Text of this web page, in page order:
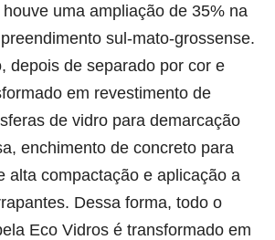
uma ampliação de 35% na
sul-mato-grossense.
depois de separado por cor e
em revestimento de
de vidro para demarcação
enchimento de concreto para
alta compactação e aplicação a
Dessa forma, todo o
Eco Vidros é transformado em